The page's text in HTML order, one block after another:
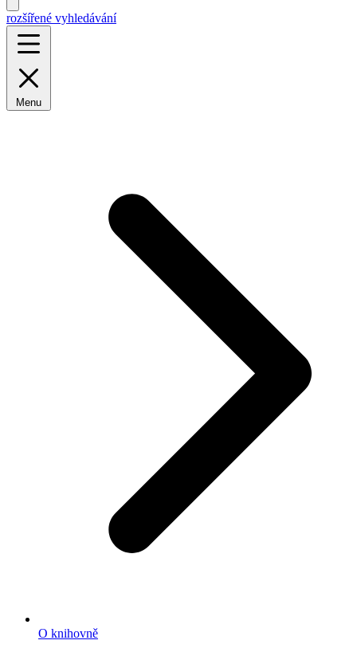
rozšířené vyhledávání
Menu
O knihovně